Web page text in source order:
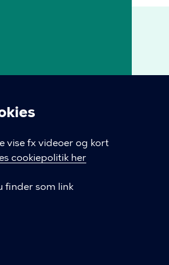
vise fx videoer og kort
cookiepolitik her
finder som link